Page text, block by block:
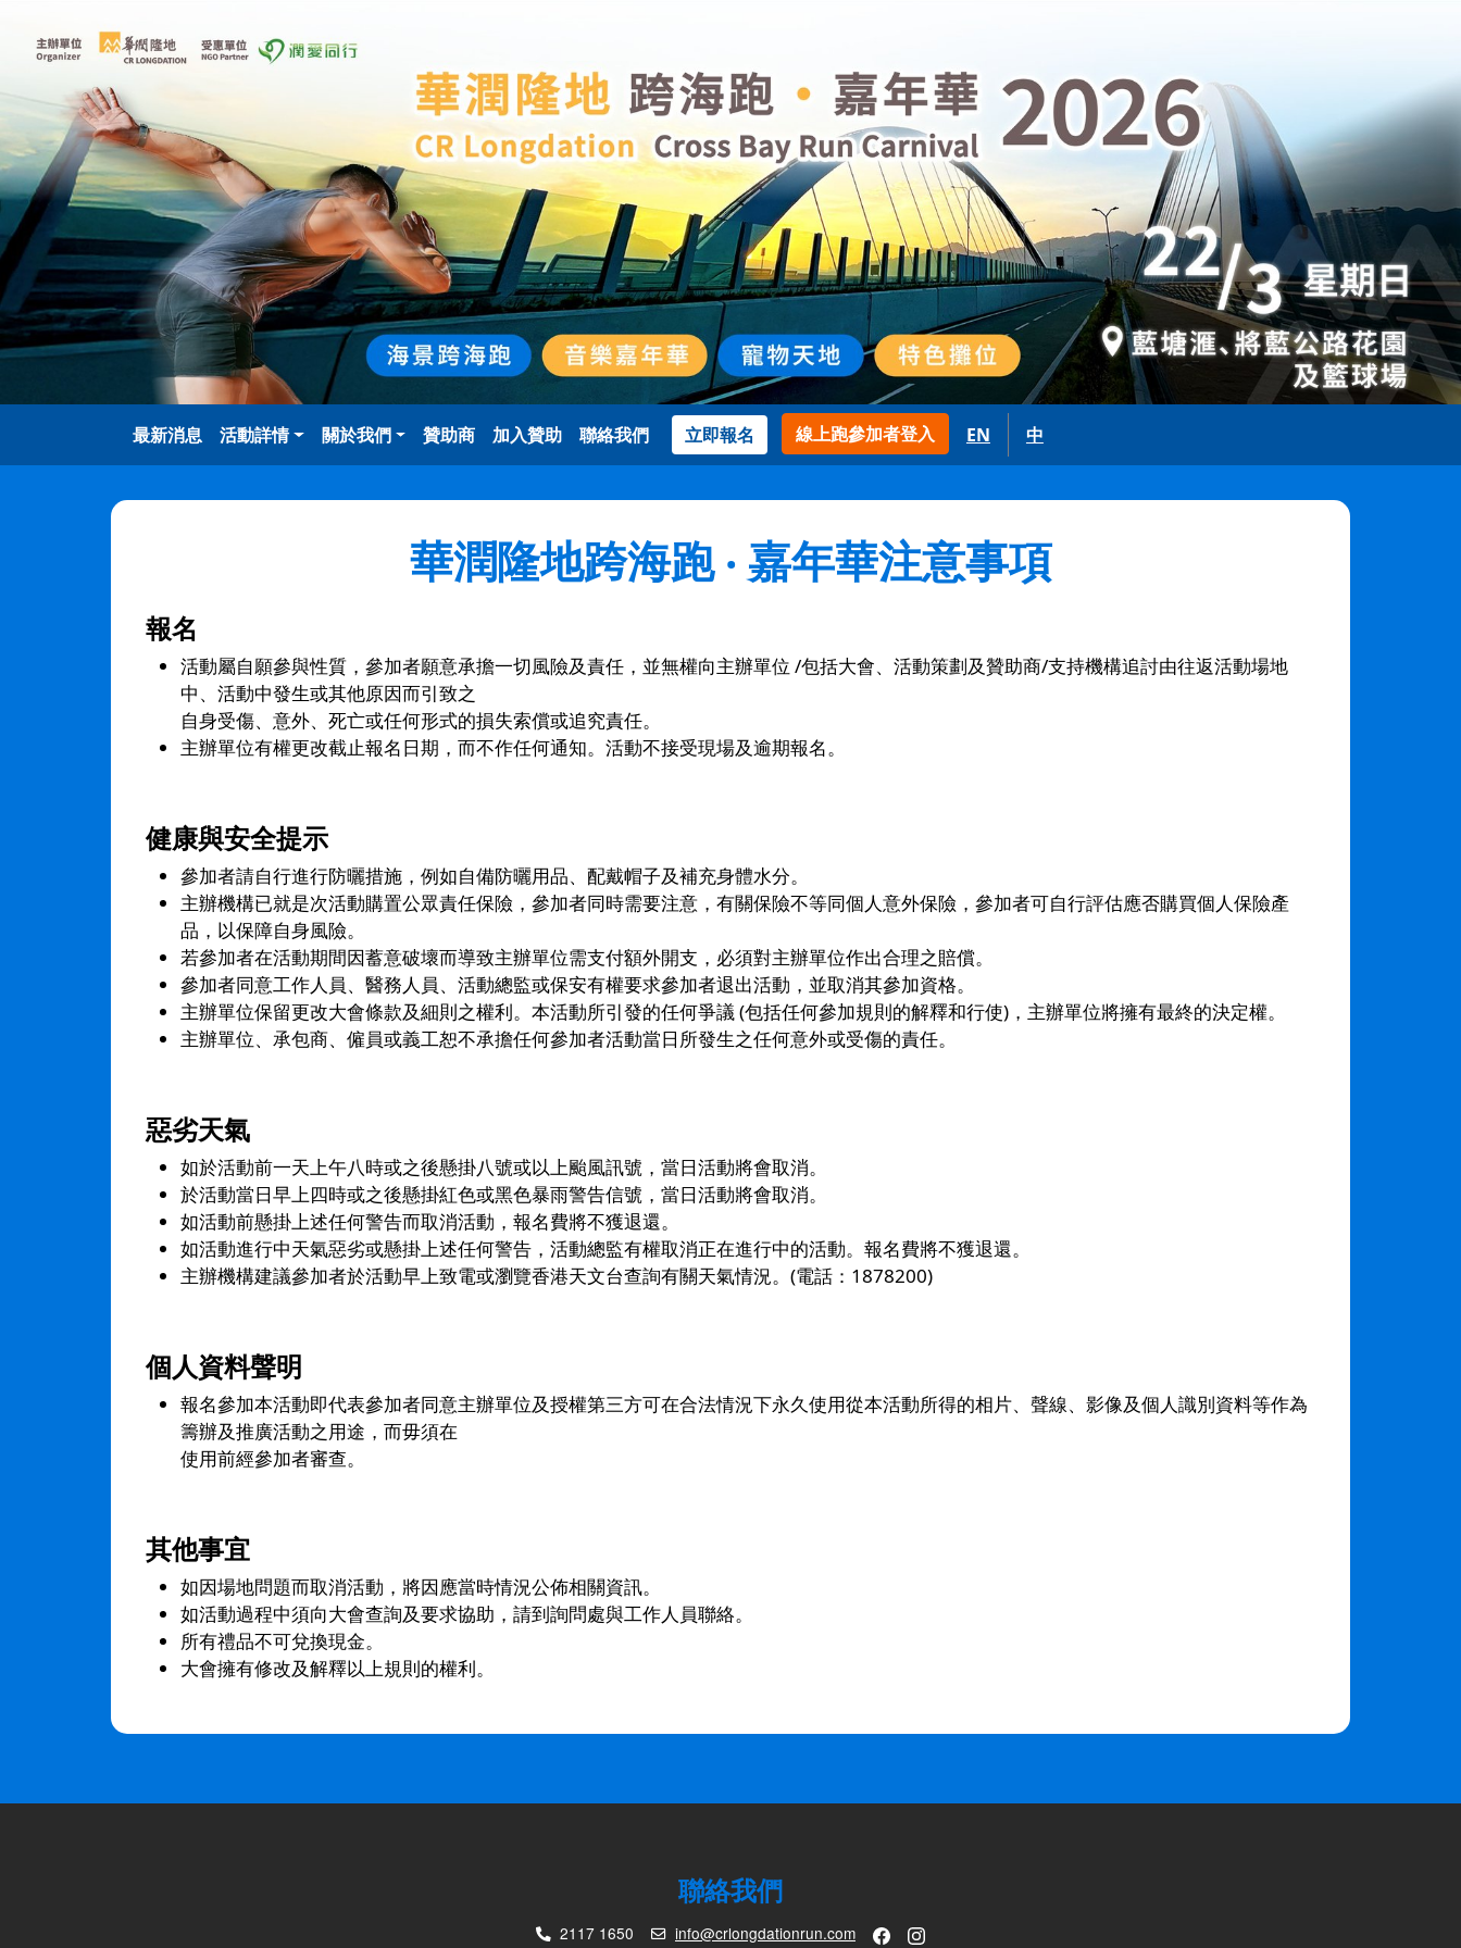
EN 中
主導覽
最新消息 活動詳情 關於我們 贊助商 加入贊助 聯絡我們 Highlight Buttons
立即報名 使用者帳號選單
線上跑參加者登入
華潤隆地跨海跑 ‧ 嘉年華注意事項
報名
活動屬自願參與性質，參加者願意承擔一切風險及責任，並無權向主辦單位 /包括大會、活動策劃及贊助商/支持機構追討由往返活動場地
中、活動中發生或其他原因而引致之
自身受傷、意外、死亡或任何形式的損失索償或追究責任。
主辦單位有權更改截止報名日期，而不作任何通知。活動不接受現場及逾期報名。
健康與安全提示
參加者請自行進行防曬措施，例如自備防曬用品、配戴帽子及補充身體水分。
主辦機構已就是次活動購置公眾責任保險，參加者同時需要注意，有關保險不等同個人意外保險，參加者可自行評估應否購買個人保險產
品，以保障自身風險。
若參加者在活動期間因蓄意破壞而導致主辦單位需支付額外開支，必須對主辦單位作出合理之賠償。
參加者同意工作人員、醫務人員、活動總監或保安有權要求參加者退出活動，並取消其參加資格。
主辦單位保留更改大會條款及細則之權利。本活動所引發的任何爭議 (包括任何參加規則的解釋和行使)，主辦單位將擁有最終的決定權。
主辦單位、承包商、僱員或義工恕不承擔任何參加者活動當日所發生之任何意外或受傷的責任。
惡劣天氣
如於活動前一天上午八時或之後懸掛八號或以上颱風訊號，當日活動將會取消。
於活動當日早上四時或之後懸掛紅色或黑色暴雨警告信號，當日活動將會取消。
如活動前懸掛上述任何警告而取消活動，報名費將不獲退還。
如活動進行中天氣惡劣或懸掛上述任何警告，活動總監有權取消正在進行中的活動。報名費將不獲退還。
主辦機構建議參加者於活動早上致電或瀏覽香港天文台查詢有關天氣情況。(電話：1878200)
個人資料聲明
報名參加本活動即代表參加者同意主辦單位及授權第三方可在合法情況下永久使用從本活動所得的相片、聲線、影像及個人識別資料等作為
籌辦及推廣活動之用途，而毋須在
使用前經參加者審查。
其他事宜
如因場地問題而取消活動，將因應當時情況公佈相關資訊。
如活動過程中須向大會查詢及要求協助，請到詢問處與工作人員聯絡。
所有禮品不可兌換現金。
大會擁有修改及解釋以上規則的權利。
聯絡我們
2117 1650 info@crlongdationrun.com